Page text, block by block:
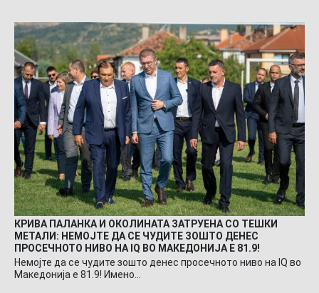
КРИВА ПАЛАНКА И ОКОЛИНАТА ЗАТРУЕНА СО ТЕШКИ
МЕТАЛИ: НЕМОЈТЕ ДА СЕ ЧУДИТЕ ЗОШТО ДЕНЕС
ПРОСЕЧНОТО НИВО НА IQ ВО МАКЕДОНИЈА Е 81.9!
Немојте да се чудите зошто денес просечното ниво на IQ во
Македонија е 81.9! Имено…